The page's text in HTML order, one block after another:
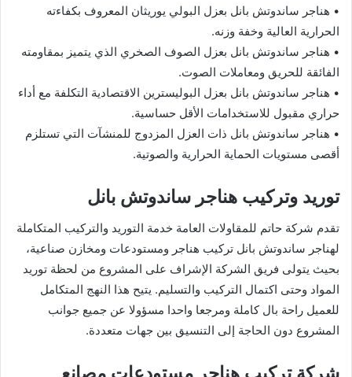
• هناجر ساندوتش بانل بعزل البولي يوريثان المعروف بكفاءته
الحرارية العالية وخفة وزنه.
• هناجر ساندوتش بانل بعزل الصوف الصخري الذي يتميز بمقاومته
الفائقة للحريق ومعاملات الصوت.
• هناجر ساندوتش بانل بعزل البوليسترين الاقتصادية التكلفة مع أداء
حراري مقبول للاستخدامات الأقل حساسية.
• هناجر ساندوتش بانل ذات العزل المزدوج للمنشآت التي تستلزم
أقصى مستويات الحماية الحرارية والصوتية.
توريد وتركيب هناجر ساندوتش بانل
تقدم شركة حاتم للمقاولات العامة خدمة التوريد والتركيب المتكاملة
لهناجر ساندوتش بانل تركيب هناجر ومستودعات ومخازن صناعية،
بحيث يتولى فريق الشركة الإشراف على المشروع من لحظة توريد
المواد وحتى اكتمال التركيب والتسليم. يتيح هذا النهج المتكامل
للعميل راحة بال كاملة ومرجعا واحدا مسؤولا عن جميع جوانب
المشروع دون الحاجة إلى التنسيق بين جهات متعددة.